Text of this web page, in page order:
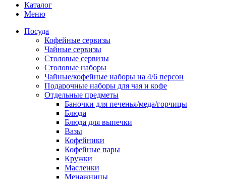
Каталог
Меню
Посуда
Кофейные сервизы
Чайные сервизы
Столовые сервизы
Столовые наборы
Чайные/кофейные наборы на 4/6 персон
Подарочные наборы для чая и кофе
Отдельные предметы
Баночки для печенья/меда/горчицы
Блюда
Блюда для выпечки
Вазы
Кофейники
Кофейные пары
Кружки
Масленки
Менажницы